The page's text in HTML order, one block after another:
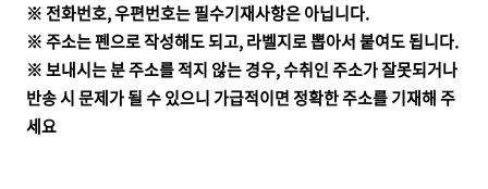
※ 전화번호, 우편번호는 필수기재사항은 아닙니다.
※ 주소는 펜으로 작성해도 되고, 라벨지로 뽑아서 붙여도 됩니다.
※ 보내시는 분 주소를 적지 않는 경우,수취인 주소가 잘못되거나
반송 시 문제가 될 수 있으니 가급적이면 정확한 주소를 기재해 주
세요